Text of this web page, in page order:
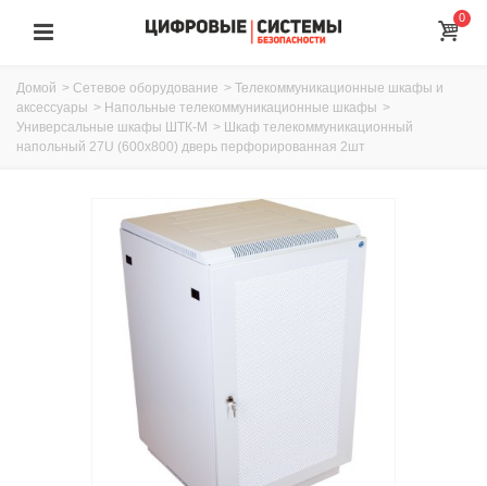
0
Домой > Сетевое оборудование > Телекоммуникационные шкафы и
аксессуары > Напольные телекоммуникационные шкафы >
Универсальные шкафы ШТК-М > Шкаф телекоммуникационный
напольный 27U (600x800) дверь перфорированная 2шт